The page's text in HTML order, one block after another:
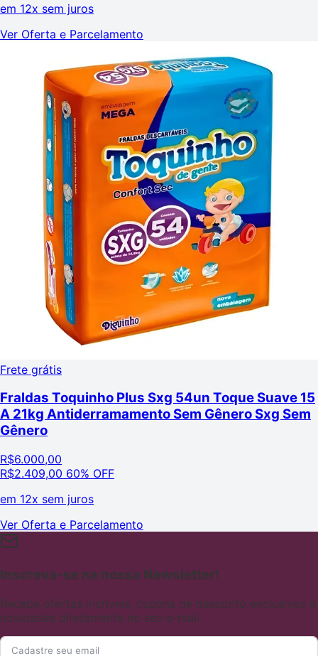
em 12x sem juros
Ver Oferta e Parcelamento
Frete grátis
Fraldas Toquinho Plus Sxg 54un Toque Suave 15
A 21kg Antiderramamento Sem Gênero Sxg Sem
Gênero
R$6.000,00
R$2.409,00 60% OFF
em 12x sem juros
Ver Oferta e Parcelamento
Inscreva-se na nossa Newsletter!
Receba ofertas incríveis, cupons de desconto exclusivos e
novidades diretamente no seu e-mail.